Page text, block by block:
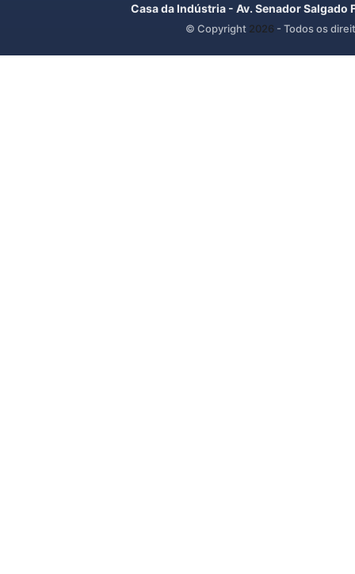
Casa da Indústria - Av. Senador
© Copyright 2026 - Todos os